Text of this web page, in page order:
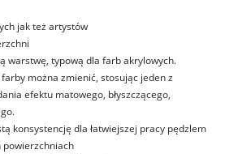
jak też artystów
warstwę, typową dla farb akrylowych.
można zmienić, stosując jeden z
efektu matowego, błyszczącego,
konsystencję dla łatwiejszej pracy pędzlem
powierzchniach